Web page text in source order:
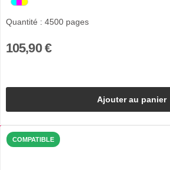
Quantité : 4500 pages
105,90 €
Ajouter au panier
COMPATIBLE